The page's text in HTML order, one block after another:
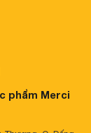
phẩm Merci